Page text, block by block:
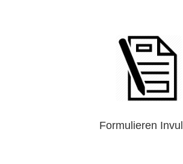
Formulieren